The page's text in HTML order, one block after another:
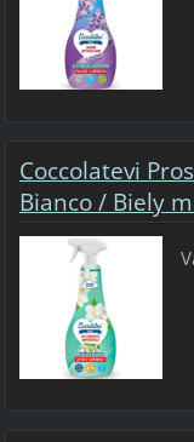
Coccolatevi
Bianco / Biely